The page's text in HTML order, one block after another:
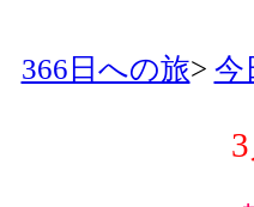
366日への旅> 今